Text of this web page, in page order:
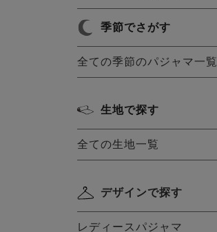
季節でさがす
全ての季節のパジャマ一覧
生地で探す
全ての生地一覧
デザインで探す
レディースパジャマ